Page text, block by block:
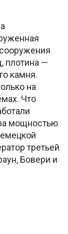
плотина —
камня.
на
Что
мощностью
третьей
Бовери и